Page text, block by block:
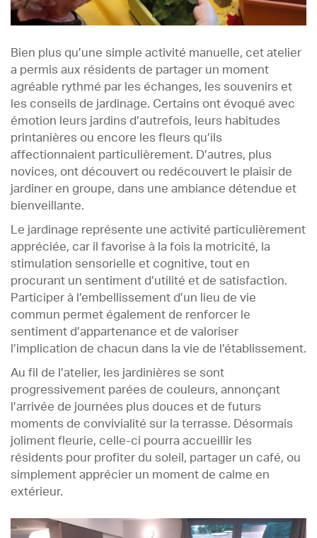
Bien plus qu’une simple activité manuelle, cet atelier
a permis aux résidents de partager un moment
agréable rythmé par les échanges, les souvenirs et
les conseils de jardinage. Certains ont évoqué avec
émotion leurs jardins d’autrefois, leurs habitudes
printanières ou encore les fleurs qu’ils
affectionnaient particulièrement. D’autres, plus
novices, ont découvert ou redécouvert le plaisir de
jardiner en groupe, dans une ambiance détendue et
bienveillante.
Le jardinage représente une activité particulièrement
appréciée, car il favorise à la fois la motricité, la
stimulation sensorielle et cognitive, tout en
procurant un sentiment d’utilité et de satisfaction.
Participer à l’embellissement d’un lieu de vie
commun permet également de renforcer le
sentiment d’appartenance et de valoriser
l’implication de chacun dans la vie de l’établissement.
Au fil de l’atelier, les jardinières se sont
progressivement parées de couleurs, annonçant
l’arrivée de journées plus douces et de futurs
moments de convivialité sur la terrasse. Désormais
joliment fleurie, celle-ci pourra accueillir les
résidents pour profiter du soleil, partager un café, ou
simplement apprécier un moment de calme en
extérieur.